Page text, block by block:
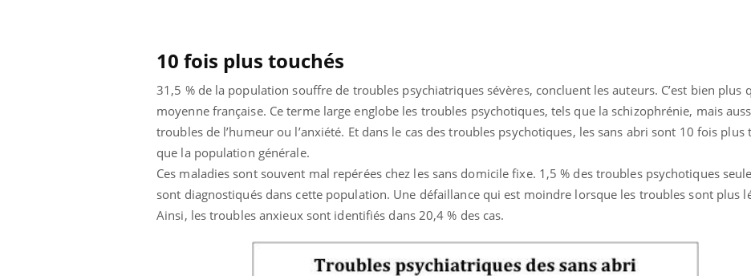
10 fois plus touchés
31,5 % de la population souffre de troubles psychiatriques sévères, concluent les auteurs. C’est bien plus
moyenne française. Ce terme large englobe les troubles psychotiques, tels que la schizophrénie, mais
troubles de l’humeur ou l’anxiété. Et dans le cas des troubles psychotiques, les sans abri sont 10 fois plus
que la population générale.
Ces maladies sont souvent mal repérées chez les sans domicile fixe. 1,5 % des troubles psychotiques
sont diagnostiqués dans cette population. Une défaillance qui est moindre lorsque les troubles sont plus
Ainsi, les troubles anxieux sont identifiés dans 20,4 % des cas.